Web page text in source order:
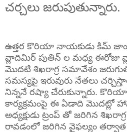
చ‌ర్చ‌లు జ‌రుపుతున్నారు.
ఉత్తర కొరియా నాయకుడు కిమ్
వ్లాదిమిర్ పుతిన్ ల మధ్య ఈరోజు
మొదటి శిఖరాగ్ర సమావేశం
సమస్యపై ఇరువురు నేతలు
నిన్ననే రష్యా చేరుకున్నారు.
కార్యక్రమంపై ఈ ఏడాది
అధ్యక్షుడు ట్రంప్ తో జరిగిన
రావడంలో జరిగిన వైఫల్యం తర్వాత